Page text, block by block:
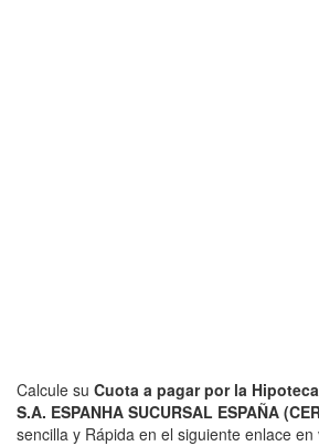
Calcule su Cuota a pagar por la
S.A. ESPANHA SUCURSAL ESPAÑA
sencilla y Rápida en el siguiente enlace